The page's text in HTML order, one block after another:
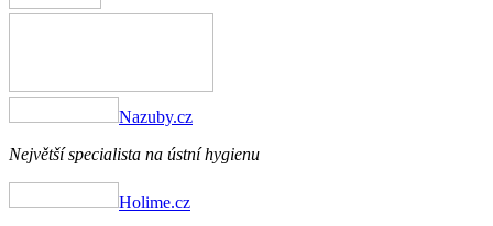
Nazuby.cz
Největší specialista na ústní hygienu
Holime.cz